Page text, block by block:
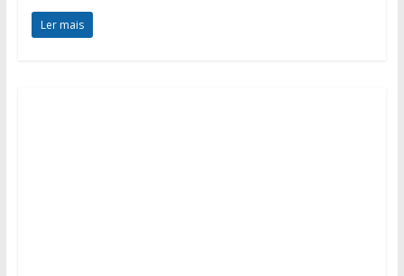
Ler mais